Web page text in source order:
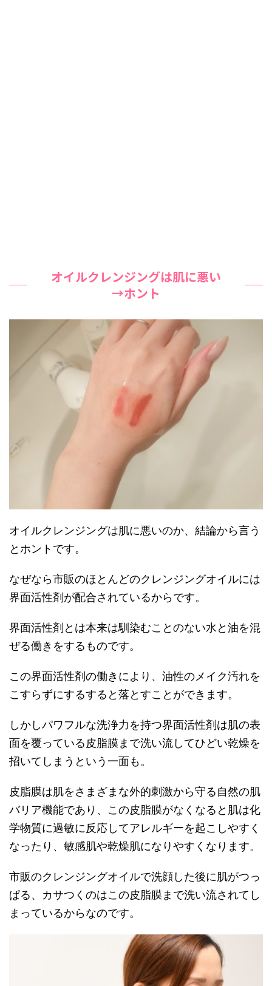
オイルクレンジングは肌に悪い
→ホント
オイルクレンジングは肌に悪いのか、結論から言う
とホントです。
なぜなら市販のほとんどのクレンジングオイルには
界面活性剤が配合されているからです。
界面活性剤とは本来は馴染むことのない水と油を混
ぜる働き をするものです。
この界面活性剤の働きにより、油性のメイク汚れを
こすらずにするすると落とすことができます。
しかしパワフルな洗浄力を持つ界面活性剤は肌の表
面を覆っている皮脂膜まで洗い流してひどい乾燥を
招いてしまうという一面も。
皮脂膜は肌をさまざまな外的刺激から守る自然の肌
バリア機能であり、この皮脂膜がなくなると肌は化
学物質に過敏に反応してアレルギーを起こしやすく
なったり、敏感肌や乾燥肌になりやすくなります。
市販のクレンジングオイルで洗顔した後に肌がつっ
ぱる、カサつくのはこの皮脂膜まで洗い流されてし
まっているからなのです。